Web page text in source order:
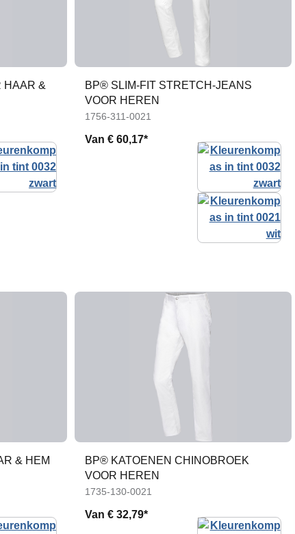
HAAR &
BP® SLIM-FIT STRETCH-JEANS
VOOR HEREN
1756-311-0021
Van€ 60,17*
& HEM
BP® KATOENEN CHINOBROEK
VOOR HEREN
1735-130-0021
Van€ 32,79*